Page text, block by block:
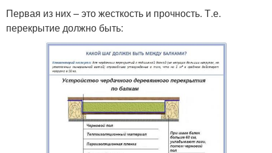
Первая из них – это жесткость и прочность. Т.е.
перекрытие должно быть: